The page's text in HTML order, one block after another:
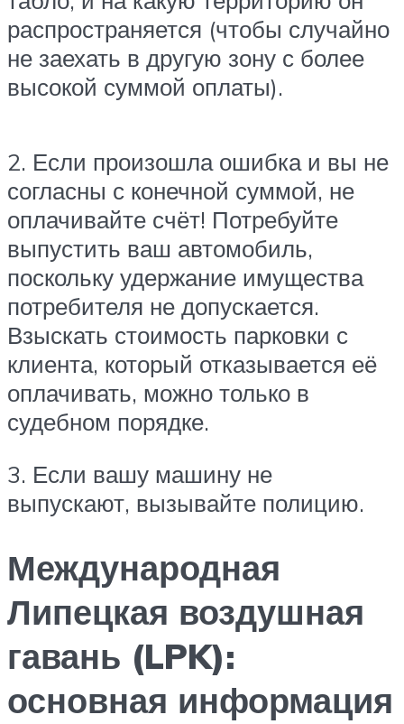
распространяется (чтобы случайно
не заехать в другую зону с более
высокой суммой оплаты).
2. Если произошла ошибка и вы не
согласны с конечной суммой, не
оплачивайте счёт! Потребуйте
выпустить ваш автомобиль,
поскольку удержание имущества
потребителя не допускается.
Взыскать стоимость парковки с
клиента, который отказывается её
оплачивать, можно только в
судебном порядке.
3. Если вашу машину не
выпускают, вызывайте полицию.
Международная
Липецкая воздушная
гавань (LPK):
основная информация